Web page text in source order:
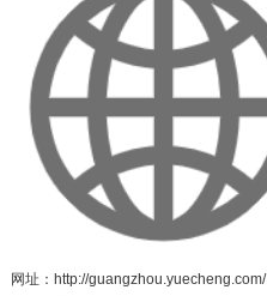
网址：http://guangzhou.yuecheng.com/